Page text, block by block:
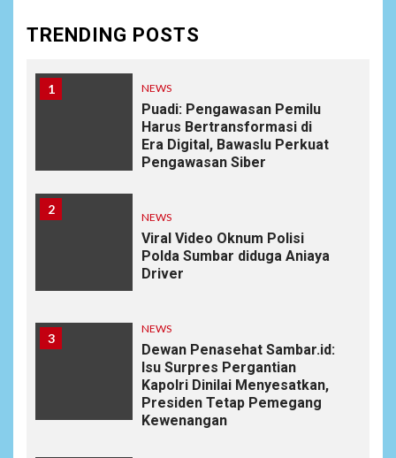
TRENDING POSTS
1 NEWS
Puadi: Pengawasan Pemilu
Harus Bertransformasi di
Era Digital, Bawaslu Perkuat
Pengawasan Siber
2
NEWS
Viral Video Oknum Polisi
Polda Sumbar diduga Aniaya
Driver
3
NEWS
Dewan Penasehat Sambar.id:
Isu Surpres Pergantian
Kapolri Dinilai Menyesatkan,
Presiden Tetap Pemegang
Kewenangan